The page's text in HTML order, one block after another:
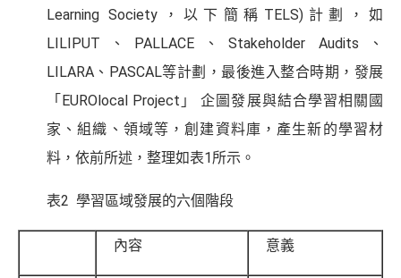
Learning Society，以下簡稱TELS)計劃，如
LILIPUT、PALLACE、Stakeholder Audits、
LILARA、PASCAL等計劃，最後進入整合時期，發展
「EUROlocal Project」 企圖發展與結合學習相關國
家、組織、領域等，創建資料庫，產生新的學習材
料，依前所述，整理如表1所示。
表2 學習區域發展的六個階段
內容 意義